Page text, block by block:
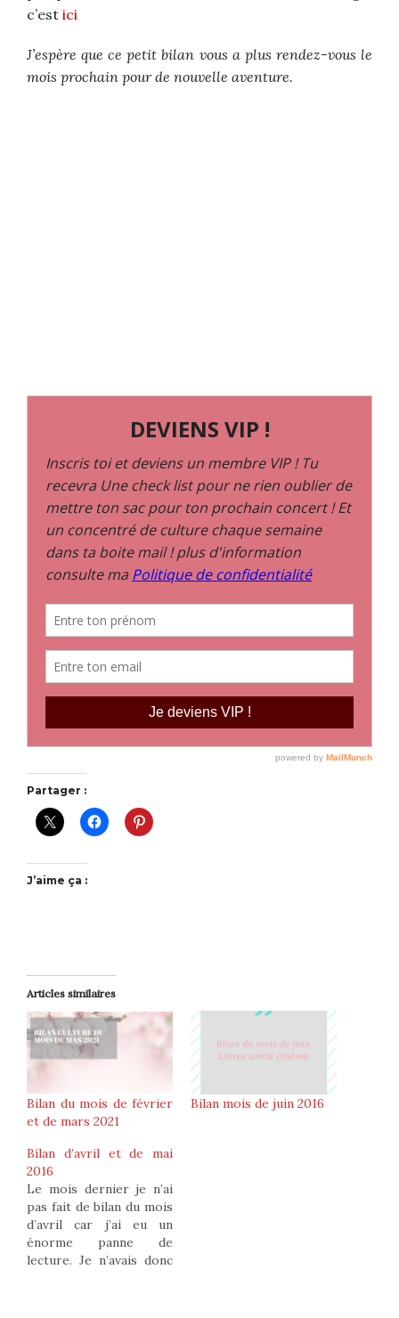
c’est ici
J’espère que ce petit bilan vous a plus rendez-vous le
mois prochain pour de nouvelle aventure.
Partager :
J’aime ça :
Articles similaires
Bilan du mois de février
et de mars 2021
Bilan mois de juin 2016
Bilan d’avril et de mai
2016
Le mois dernier je n’ai
pas fait de bilan du mois
d’avril car j’ai eu un
énorme panne de
lecture. Je n’avais donc